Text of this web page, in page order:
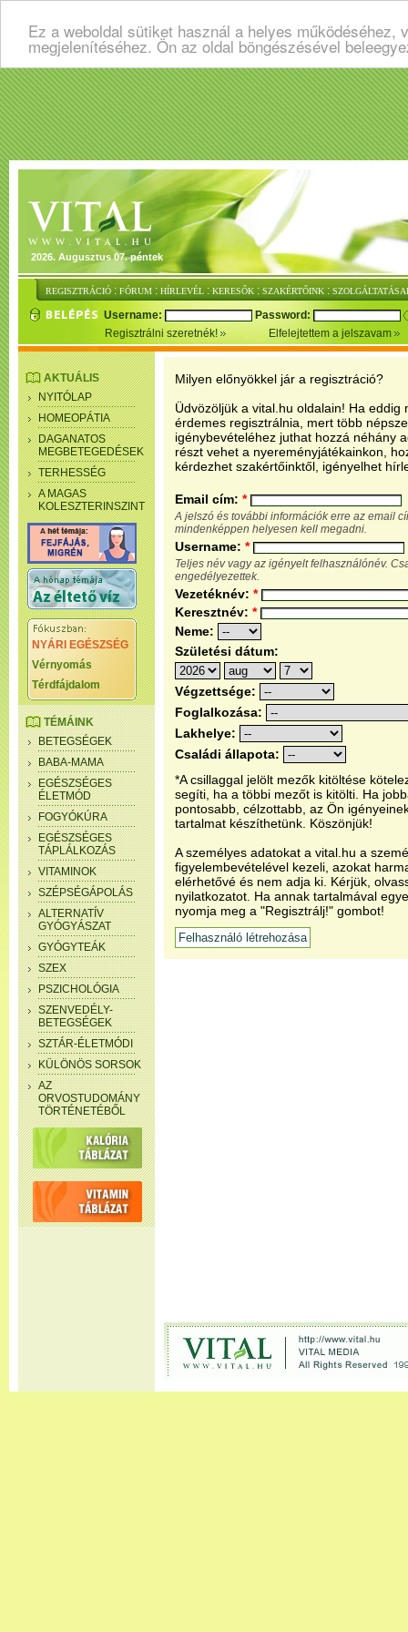
Ez a weboldal sütiket használ a helyes
megjelenítéséhez. Ön az oldal böngészésével
2026. Augusztus 07. péntek
REGISZTRÁCIÓ : FÓRUM : HÍRLEVÉL : KERESŐK : SZAKÉRTŐINK :
Username:
Password:
Regisztrálni szeretnék!
Elfelejtettem a jelszavam
AKTUÁLIS
NYITÓLAP
HOMEOPÁTIA
DAGANATOS
MEGBETEGEDÉSEK
TERHESSÉG
A MAGAS
KOLESZTERINSZINT
NYÁRI EGÉSZSÉG
Vérnyomás
Térdfájdalom
TÉMÁINK
BETEGSÉGEK
BABA-MAMA
EGÉSZSÉGES
ÉLETMÓD
FOGYÓKÚRA
EGÉSZSÉGES
TÁPLÁLKOZÁS
VITAMINOK
SZÉPSÉGÁPOLÁS
ALTERNATÍV
GYÓGYÁSZAT
GYÓGYTEÁK
SZEX
PSZICHOLÓGIA
SZENVEDÉLY-
BETEGSÉGEK
SZTÁR-ÉLETMÓDI
KÜLÖNÖS SORSOK
AZ
ORVOSTUDOMÁNY
TÖRTÉNETÉBŐL
Milyen előnyökkel jár a regisztráció?
Üdvözöljük a vital.hu oldalain! Ha eddig
érdemes regisztrálnia, mert több
igénybevételéhez juthat hozzá néhány
részt vehet a nyereményjátékainkon,
kérdezhet szakértőinktől, igényelhet
Email cím: *
A jelszó és további információk erre az email
mindenképpen helyesen kell megadni.
Username: *
Teljes név vagy az igényelt felhasználónév.
engedélyezettek.
Vezetéknév: *
Keresztnév: *
Neme:
Születési dátum:
Végzettsége:
Foglalkozása:
Lakhelye:
Családi állapota:
*A csillaggal jelölt mezők kitöltése
segíti, ha a többi mezőt is kitölti. Ha
pontosabb, célzottabb, az Ön
tartalmat készíthetünk. Köszönjük!
A személyes adatokat a vital.hu a
figyelembevételével kezeli, azokat
elérhetővé és nem adja ki. Kérjük,
nyilatkozatot. Ha annak tartalmával
nyomja meg a "Regisztrálj!" gombot!